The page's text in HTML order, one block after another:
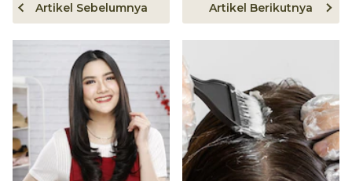
Artikel Sebelumnya Artikel Berikutnya